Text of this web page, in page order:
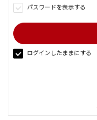
パスワードを表示する
ログインしたままにする